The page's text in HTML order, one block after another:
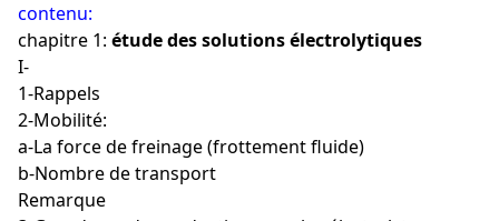
contenu:
chapitre 1: étude des solutions électrolytiques
I-
1-Rappels
2-Mobilité:
a-La force de freinage (frottement fluide)
b-Nombre de transport
Remarque